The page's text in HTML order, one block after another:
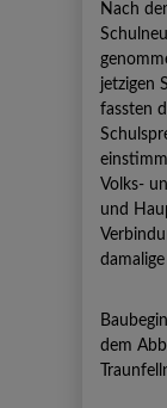
Nach
jetzigen
fassten
Volks-
und
dem